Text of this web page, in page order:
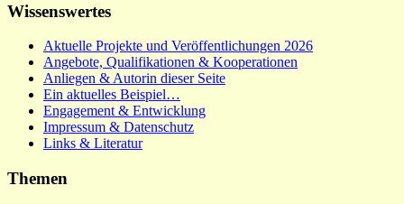
Wissenswertes
Aktuelle Projekte und Veröffentlichungen 2026
Angebote, Qualifikationen & Kooperationen
Anliegen & Autorin dieser Seite
Ein aktuelles Beispiel…
Engagement & Entwicklung
Impressum & Datenschutz
Links & Literatur
Themen